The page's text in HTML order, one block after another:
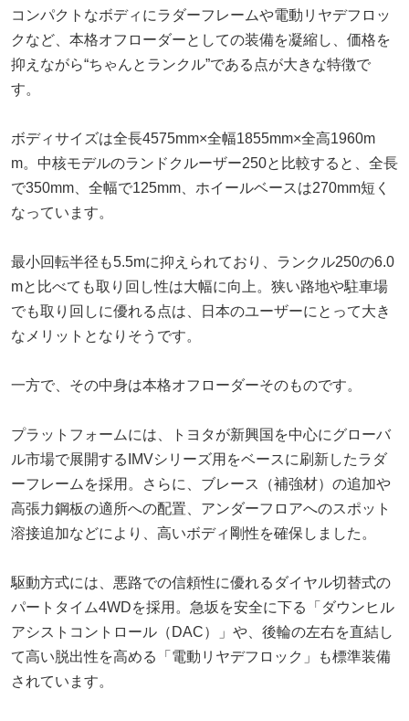
コンパクトなボディにラダーフレームや電動リヤデフロッ
クなど、本格オフローダーとしての装備を凝縮し、価格を
抑えながら“ちゃんとランクル”である点が大きな特徴で
す。
ボディサイズは全長4575mm×全幅1855mm×全高1960m
m。中核モデルのランドクルーザー250と比較すると、全長
で350mm、全幅で125mm、ホイールベースは270mm短く
なっています。
最小回転半径も5.5mに抑えられており、ランクル250の6.0
mと比べても取り回し性は大幅に向上。狭い路地や駐車場
でも取り回しに優れる点は、日本のユーザーにとって大き
なメリットとなりそうです。
一方で、その中身は本格オフローダーそのものです。
プラットフォームには、トヨタが新興国を中心にグローバ
ル市場で展開するIMVシリーズ用をベースに刷新したラダ
ーフレームを採用。さらに、ブレース（補強材）の追加や
高張力鋼板の適所への配置、アンダーフロアへのスポット
溶接追加などにより、高いボディ剛性を確保しました。
駆動方式には、悪路での信頼性に優れるダイヤル切替式の
パートタイム4WDを採用。急坂を安全に下る「ダウンヒル
アシストコントロール（DAC）」や、後輪の左右を直結し
て高い脱出性を高める「電動リヤデフロック」も標準装備
されています。